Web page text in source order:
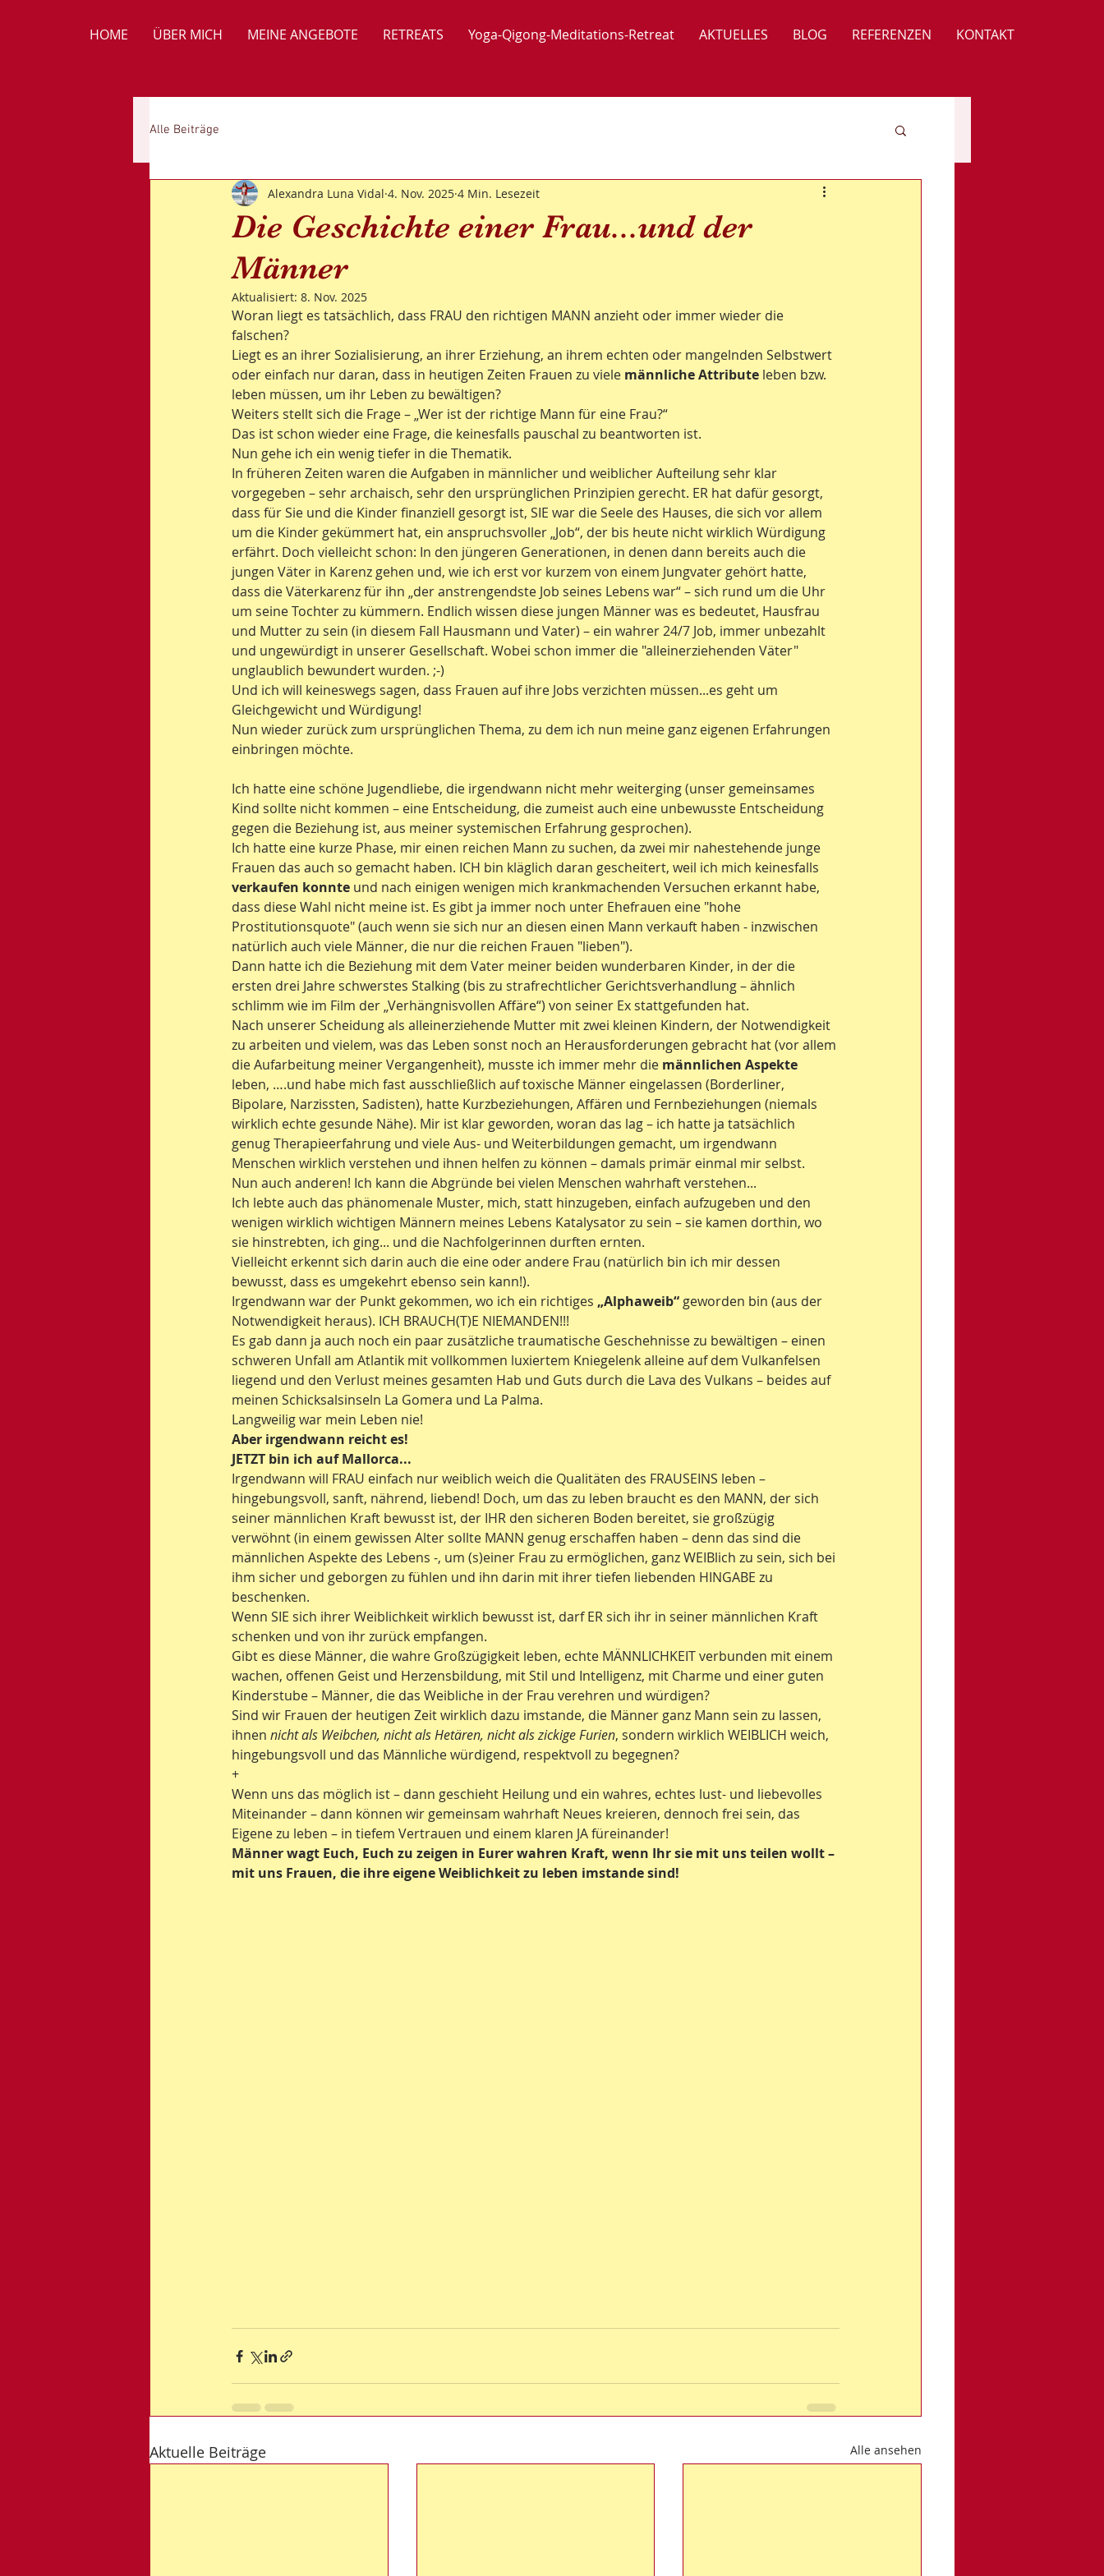
Alle Beiträge
Die Geschichte einer Frau...und der
Männer
Alexandra Luna Vidal 4. Nov. 2025 4 Min. Lesezeit
Aktualisiert: 8. Nov. 2025
Woran liegt es tatsächlich, dass FRAU den richtigen MANN anzieht oder immer wieder die
falschen?
Liegt es an ihrer Sozialisierung, an ihrer Erziehung, an ihrem echten oder mangelnden Selbstwert
oder einfach nur daran, dass in heutigen Zeiten Frauen zu viele männliche Attribute leben bzw.
leben müssen, um ihr Leben zu bewältigen?
Weiters stellt sich die Frage – „Wer ist der richtige Mann für eine Frau?“
Das ist schon wieder eine Frage, die keinesfalls pauschal zu beantworten ist.
Nun gehe ich ein wenig tiefer in die Thematik.
In früheren Zeiten waren die Aufgaben in männlicher und weiblicher Aufteilung sehr klar
vorgegeben – sehr archaisch, sehr den ursprünglichen Prinzipien gerecht. ER hat dafür gesorgt,
dass für Sie und die Kinder finanziell gesorgt ist, SIE war die Seele des Hauses, die sich vor allem
um die Kinder gekümmert hat, ein anspruchsvoller „Job“, der bis heute nicht wirklich Würdigung
erfährt. Doch vielleicht schon: In den jüngeren Generationen, in denen dann bereits auch die
jungen Väter in Karenz gehen und, wie ich erst vor kurzem von einem Jungvater gehört hatte,
dass die Väterkarenz für ihn „der anstrengendste Job seines Lebens war“ – sich rund um die Uhr
um seine Tochter zu kümmern. Endlich wissen diese jungen Männer was es bedeutet, Hausfrau
und Mutter zu sein (in diesem Fall Hausmann und Vater) – ein wahrer 24/7 Job, immer unbezahlt
und ungewürdigt in unserer Gesellschaft. Wobei schon immer die "alleinerziehenden Väter"
unglaublich bewundert wurden. ;-)
Und ich will keineswegs sagen, dass Frauen auf ihre Jobs verzichten müssen...es geht um
Gleichgewicht und Würdigung!
Nun wieder zurück zum ursprünglichen Thema, zu dem ich nun meine ganz eigenen Erfahrungen
einbringen möchte.
Ich hatte eine schöne Jugendliebe, die irgendwann nicht mehr weiterging (unser gemeinsames
Kind sollte nicht kommen – eine Entscheidung, die zumeist auch eine unbewusste Entscheidung
gegen die Beziehung ist, aus meiner systemischen Erfahrung gesprochen).
Ich hatte eine kurze Phase, mir einen reichen Mann zu suchen, da zwei mir nahestehende junge
Frauen das auch so gemacht haben. ICH bin kläglich daran gescheitert, weil ich mich keinesfalls
verkaufen konnte und nach einigen wenigen mich krankmachenden Versuchen erkannt habe,
dass diese Wahl nicht meine ist. Es gibt ja immer noch unter Ehefrauen eine "hohe
Prostitutionsquote" (auch wenn sie sich nur an diesen einen Mann verkauft haben - inzwischen
natürlich auch viele Männer, die nur die reichen Frauen "lieben").
Dann hatte ich die Beziehung mit dem Vater meiner beiden wunderbaren Kinder, in der die
ersten drei Jahre schwerstes Stalking (bis zu strafrechtlicher Gerichtsverhandlung – ähnlich
schlimm wie im Film der „Verhängnisvollen Affäre“) von seiner Ex stattgefunden hat.
Nach unserer Scheidung als alleinerziehende Mutter mit zwei kleinen Kindern, der Notwendigkeit
zu arbeiten und vielem, was das Leben sonst noch an Herausforderungen gebracht hat (vor allem
die Aufarbeitung meiner Vergangenheit), musste ich immer mehr die männlichen Aspekte
leben, ….und habe mich fast ausschließlich auf toxische Männer eingelassen (Borderliner,
Bipolare, Narzissten, Sadisten), hatte Kurzbeziehungen, Affären und Fernbeziehungen (niemals
wirklich echte gesunde Nähe). Mir ist klar geworden, woran das lag – ich hatte ja tatsächlich
genug Therapieerfahrung und viele Aus- und Weiterbildungen gemacht, um irgendwann
Menschen wirklich verstehen und ihnen helfen zu können – damals primär einmal mir selbst.
Nun auch anderen! Ich kann die Abgründe bei vielen Menschen wahrhaft verstehen...
Ich lebte auch das phänomenale Muster, mich, statt hinzugeben, einfach aufzugeben und den
wenigen wirklich wichtigen Männern meines Lebens Katalysator zu sein – sie kamen dorthin, wo
sie hinstrebten, ich ging... und die Nachfolgerinnen durften ernten.
Vielleicht erkennt sich darin auch die eine oder andere Frau (natürlich bin ich mir dessen
bewusst, dass es umgekehrt ebenso sein kann!).
Irgendwann war der Punkt gekommen, wo ich ein richtiges „Alphaweib“ geworden bin (aus der
Notwendigkeit heraus). ICH BRAUCH(T)E NIEMANDEN!!!
Es gab dann ja auch noch ein paar zusätzliche traumatische Geschehnisse zu bewältigen – einen
schweren Unfall am Atlantik mit vollkommen luxiertem Kniegelenk alleine auf dem Vulkanfelsen
liegend und den Verlust meines gesamten Hab und Guts durch die Lava des Vulkans – beides auf
meinen Schicksalsinseln La Gomera und La Palma.
Langweilig war mein Leben nie!
Aber irgendwann reicht es!
JETZT bin ich auf Mallorca...
Irgendwann will FRAU einfach nur weiblich weich die Qualitäten des FRAUSEINS leben –
hingebungsvoll, sanft, nährend, liebend! Doch, um das zu leben braucht es den MANN, der sich
seiner männlichen Kraft bewusst ist, der IHR den sicheren Boden bereitet, sie großzügig
verwöhnt (in einem gewissen Alter sollte MANN genug erschaffen haben – denn das sind die
männlichen Aspekte des Lebens -, um (s)einer Frau zu ermöglichen, ganz WEIBlich zu sein, sich bei
ihm sicher und geborgen zu fühlen und ihn darin mit ihrer tiefen liebenden HINGABE zu
beschenken.
Wenn SIE sich ihrer Weiblichkeit wirklich bewusst ist, darf ER sich ihr in seiner männlichen Kraft
schenken und von ihr zurück empfangen.
Gibt es diese Männer, die wahre Großzügigkeit leben, echte MÄNNLICHKEIT verbunden mit einem
wachen, offenen Geist und Herzensbildung, mit Stil und Intelligenz, mit Charme und einer guten
Kinderstube – Männer, die das Weibliche in der Frau verehren und würdigen?
Sind wir Frauen der heutigen Zeit wirklich dazu imstande, die Männer ganz Mann sein zu lassen,
ihnen nicht als Weibchen, nicht als Hetären, nicht als zickige Furien, sondern wirklich WEIBLICH weich,
hingebungsvoll und das Männliche würdigend, respektvoll zu begegnen?
+
Wenn uns das möglich ist – dann geschieht Heilung und ein wahres, echtes lust- und liebevolles
Miteinander – dann können wir gemeinsam wahrhaft Neues kreieren, dennoch frei sein, das
Eigene zu leben – in tiefem Vertrauen und einem klaren JA füreinander!
Männer wagt Euch, Euch zu zeigen in Eurer wahren Kraft, wenn Ihr sie mit uns teilen wollt –
mit uns Frauen, die ihre eigene Weiblichkeit zu leben imstande sind!
Aktuelle Beiträge Alle ansehen
HOME ÜBER MICH MEINE ANGEBOTE RETREATS Yoga-Qigong-Meditations-Retreat AKTUELLES BLOG REFERENZEN KONTAKT